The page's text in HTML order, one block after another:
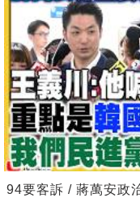
94要客訴 / 蔣萬安政